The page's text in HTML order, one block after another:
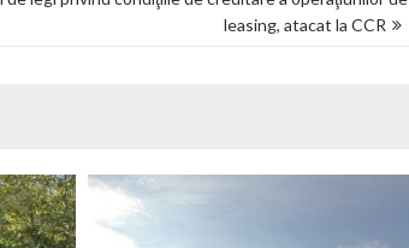
leasing, atacat la CCR